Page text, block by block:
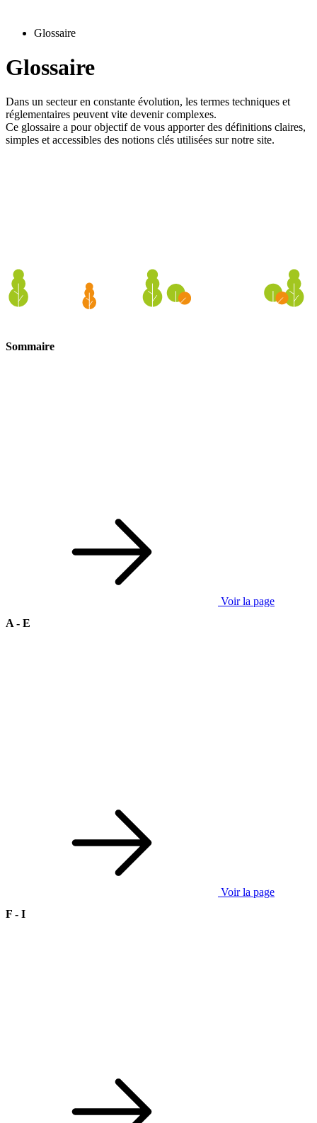
Glossaire
Glossaire
Dans un secteur en constante évolution, les termes techniques et
réglementaires peuvent vite devenir complexes.
Ce glossaire a pour objectif de vous apporter des définitions claires,
simples et accessibles des notions clés utilisées sur notre site.
Sommaire
Voir la page
A - E
Voir la page
F - I